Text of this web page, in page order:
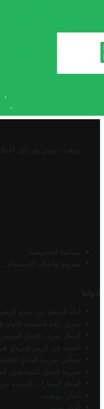
تروفيت تونس هو دليل
سياسة الخصوصية
شروط وأحكام الاستخدام
أدواتنا
أداة التحقق من صحة
محول رقم الحساب الآيبان
أسعار صرف الدينار
البحث عن الرمز البريدي
محاكي ضريبة الدخل
ضريبة الدخل للمتقاعدين
أسعار السيارات الجديدة
أخبار تروفيت